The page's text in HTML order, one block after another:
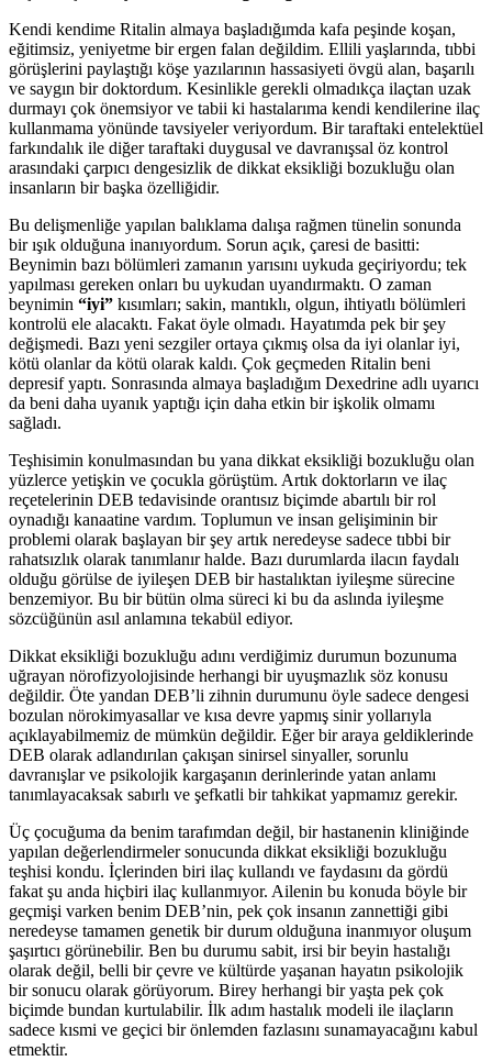
Kendi kendime Ritalin almaya başladığımda kafa peşinde koşan,
eğitimsiz, yeniyetme bir ergen falan değildim. Ellili yaşlarında, tıbbi
görüşlerini paylaştığı köşe yazılarının hassasiyeti övgü alan, başarılı
ve saygın bir doktordum. Kesinlikle gerekli olmadıkça ilaçtan uzak
durmayı çok önemsiyor ve tabii ki hastalarıma kendi kendilerine ilaç
kullanmama yönünde tavsiyeler veriyordum. Bir taraftaki entelektüel
farkındalık ile diğer taraftaki duygusal ve davranışsal öz kontrol
arasındaki çarpıcı dengesizlik de dikkat eksikliği bozukluğu olan
insanların bir başka özelliğidir.
Bu delişmenliğe yapılan balıklama dalışa rağmen tünelin sonunda
bir ışık olduğuna inanıyordum. Sorun açık, çaresi de basitti:
Beynimin bazı bölümleri zamanın yarısını uykuda geçiriyordu; tek
yapılması gereken onları bu uykudan uyandırmaktı. O zaman
beynimin “iyi” kısımları; sakin, mantıklı, olgun, ihtiyatlı bölümleri
kontrolü ele alacaktı. Fakat öyle olmadı. Hayatımda pek bir şey
değişmedi. Bazı yeni sezgiler ortaya çıkmış olsa da iyi olanlar iyi,
kötü olanlar da kötü olarak kaldı. Çok geçmeden Ritalin beni
depresif yaptı. Sonrasında almaya başladığım Dexedrine adlı uyarıcı
da beni daha uyanık yaptığı için daha etkin bir işkolik olmamı
sağladı.
Teşhisimin konulmasından bu yana dikkat eksikliği bozukluğu olan
yüzlerce yetişkin ve çocukla görüştüm. Artık doktorların ve ilaç
reçetelerinin DEB tedavisinde orantısız biçimde abartılı bir rol
oynadığı kanaatine vardım. Toplumun ve insan gelişiminin bir
problemi olarak başlayan bir şey artık neredeyse sadece tıbbi bir
rahatsızlık olarak tanımlanır halde. Bazı durumlarda ilacın faydalı
olduğu görülse de iyileşen DEB bir hastalıktan iyileşme sürecine
benzemiyor. Bu bir bütün olma süreci ki bu da aslında iyileşme
sözcüğünün asıl anlamına tekabül ediyor.
Dikkat eksikliği bozukluğu adını verdiğimiz durumun bozunuma
uğrayan nörofizyolojisinde herhangi bir uyuşmazlık söz konusu
değildir. Öte yandan DEB’li zihnin durumunu öyle sadece dengesi
bozulan nörokimyasallar ve kısa devre yapmış sinir yollarıyla
açıklayabilmemiz de mümkün değildir. Eğer bir araya geldiklerinde
DEB olarak adlandırılan çakışan sinirsel sinyaller, sorunlu
davranışlar ve psikolojik kargaşanın derinlerinde yatan anlamı
tanımlayacaksak sabırlı ve şefkatli bir tahkikat yapmamız gerekir.
Üç çocuğuma da benim tarafımdan değil, bir hastanenin kliniğinde
yapılan değerlendirmeler sonucunda dikkat eksikliği bozukluğu
teşhisi kondu. İçlerinden biri ilaç kullandı ve faydasını da gördü
fakat şu anda hiçbiri ilaç kullanmıyor. Ailenin bu konuda böyle bir
geçmişi varken benim DEB’nin, pek çok insanın zannettiği gibi
neredeyse tamamen genetik bir durum olduğuna inanmıyor oluşum
şaşırtıcı görünebilir. Ben bu durumu sabit, irsi bir beyin hastalığı
olarak değil, belli bir çevre ve kültürde yaşanan hayatın psikolojik
bir sonucu olarak görüyorum. Birey herhangi bir yaşta pek çok
biçimde bundan kurtulabilir. İlk adım hastalık modeli ile ilaçların
sadece kısmi ve geçici bir önlemden fazlasını sunamayacağını kabul
etmektir.